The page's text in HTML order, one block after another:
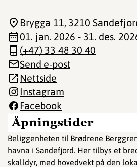
Åpningstider
Beliggenheten til Brødrene
havna i Sandefjord. Her tilbys et
skalldyr, med hovedvekt på den
Brygga 11, 3210
01. jan. 2026 - 31. des.
(+47) 33 48 30 40
Send e-post
Nettside
Instagram
Facebook